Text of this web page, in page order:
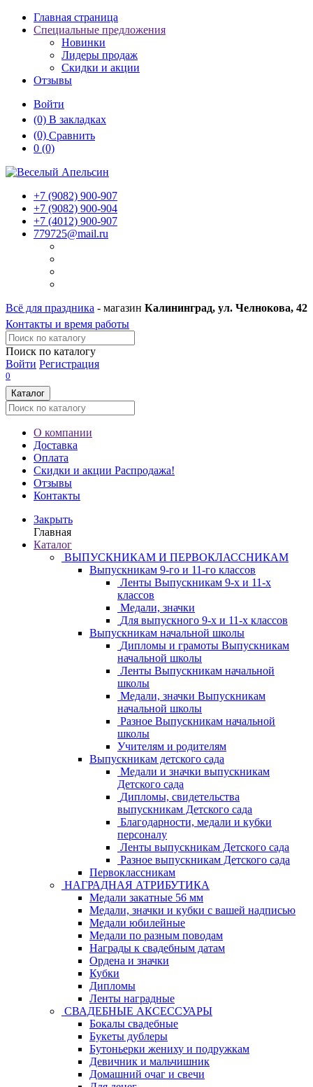
Главная страница
Специальные предложения
Новинки
Лидеры продаж
Скидки и акции
Отзывы
Войти
(0) В закладках
(0) Сравнить
0 (0)
+7 (9082) 900-907
+7 (9082) 900-904
+7 (4012) 900-907
779725@mail.ru
Всё для праздника - магазин Калининград, ул. Челнокова, 42
Контакты и время работы
Поиск по каталогу
Войти Регистрация
0
Каталог
О компании
Доставка
Оплата
Скидки и акции Распродажа!
Отзывы
Контакты
Закрыть
Главная
Каталог
ВЫПУСКНИКАМ И ПЕРВОКЛАССНИКАМ
Выпускникам 9-го и 11-го классов
Ленты Выпускникам 9-х и 11-х
классов
Медали, значки
Для выпускного 9-х и 11-х классов
Выпускникам начальной школы
Дипломы и грамоты Выпускникам
начальной школы
Ленты Выпускникам начальной
школы
Медали, значки Выпускникам
начальной школы
Разное Выпускникам начальной
школы
Учителям и родителям
Выпускникам детского сада
Медали и значки выпускникам
Детского сада
Дипломы, свидетельства
выпускникам Детского сада
Благодарности, медали и кубки
персоналу
Ленты выпускникам Детского сада
Разное выпускникам Детского сада
Первоклассникам
НАГРАДНАЯ АТРИБУТИКА
Медали закатные 56 мм
Медали, значки и кубки с вашей надписью
Медали юбилейные
Медали по разным поводам
Награды к свадебным датам
Ордена и значки
Кубки
Дипломы
Ленты наградные
СВАДЕБНЫЕ АКСЕССУАРЫ
Бокалы свадебные
Букеты дублеры
Бутоньерки жениху и подружкам
Девичник и мальчишник
Домашний очаг и свечи